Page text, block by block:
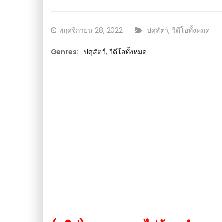
Posted
พฤศจิกายน 28, 2022 CATEGORY:
ปศุสัตว์, วีดีโอทั้งหมด
Genres: ปศุสัตว์, วีดีโอทั้งหมด